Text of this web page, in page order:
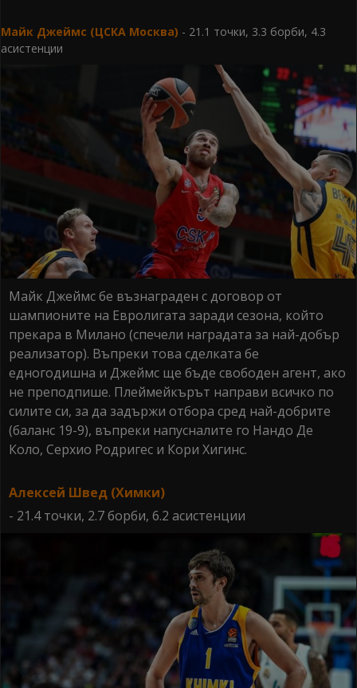
Майк Джеймс (ЦСКА Москва) - 21.1 точки, 3.3 борби, 4.3
асистенции
Майк Джеймс бе възнаграден с договор от
шампионите на Евролигата заради сезона, който
прекара в Милано (спечели наградата за най-добър
реализатор). Въпреки това сделката бе
едногодишна и Джеймс ще бъде свободен агент, ако
не преподпише. Плеймейкърът направи всичко по
силите си, за да задържи отбора сред най-добрите
(баланс 19-9), въпреки напусналите го Нандо Де
Коло, Серхио Родригес и Кори Хигинс.
Алексей Швед (Химки)
- 21.4 точки, 2.7 борби, 6.2 асистенции